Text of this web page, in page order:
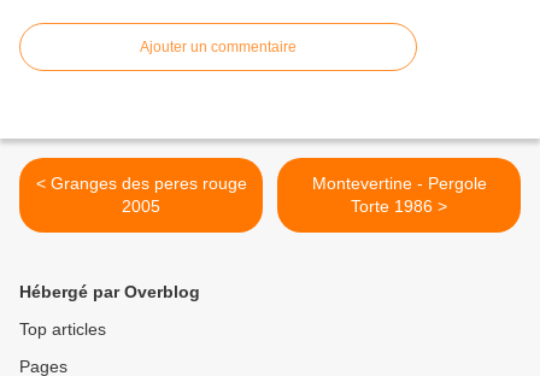
Ajouter un commentaire
< Granges des peres rouge
2005
Montevertine - Pergole
Torte 1986 >
Hébergé par Overblog
Top articles
Pages